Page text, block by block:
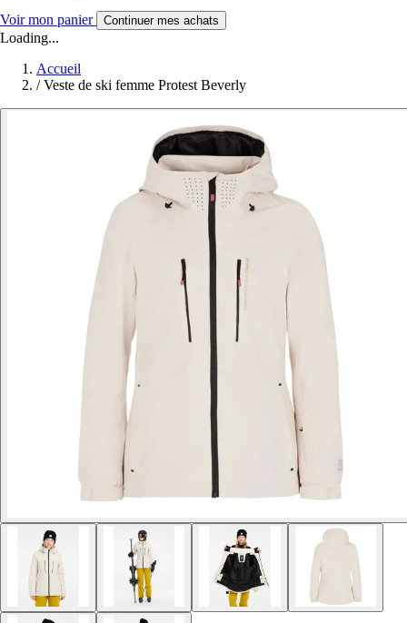
Voir mon panier Continuer mes achats
Loading...
Accueil
/ Veste de ski femme Protest Beverly